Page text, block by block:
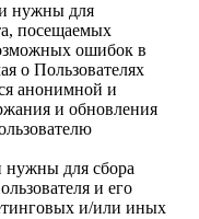
нужны для
посещаемых
ошибок в
о Пользователях
анонимной и
и обновления
нужны для сбора
и его
и/или иных